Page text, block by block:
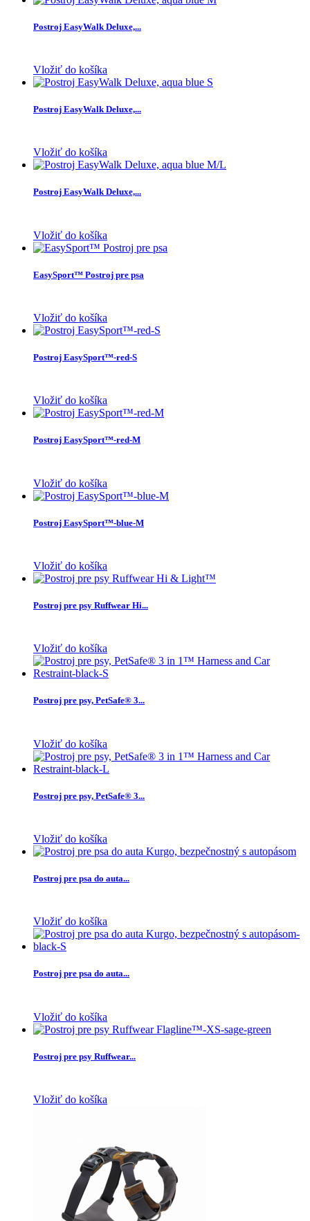
Postroj EasyWalk Deluxe,...
Vložiť do košíka
Postroj EasyWalk Deluxe,...
Vložiť do košíka
Postroj EasyWalk Deluxe,...
Vložiť do košíka
EasySport™ Postroj pre psa
Vložiť do košíka
Postroj EasySport™-red-S
Vložiť do košíka
Postroj EasySport™-red-M
Vložiť do košíka
Postroj EasySport™-blue-M
Vložiť do košíka
Postroj pre psy Ruffwear Hi...
Vložiť do košíka
Postroj pre psy, PetSafe® 3...
Vložiť do košíka
Postroj pre psy, PetSafe® 3...
Vložiť do košíka
Postroj pre psa do auta...
Vložiť do košíka
Postroj pre psa do auta...
Vložiť do košíka
Postroj pre psy Ruffwear...
Vložiť do košíka